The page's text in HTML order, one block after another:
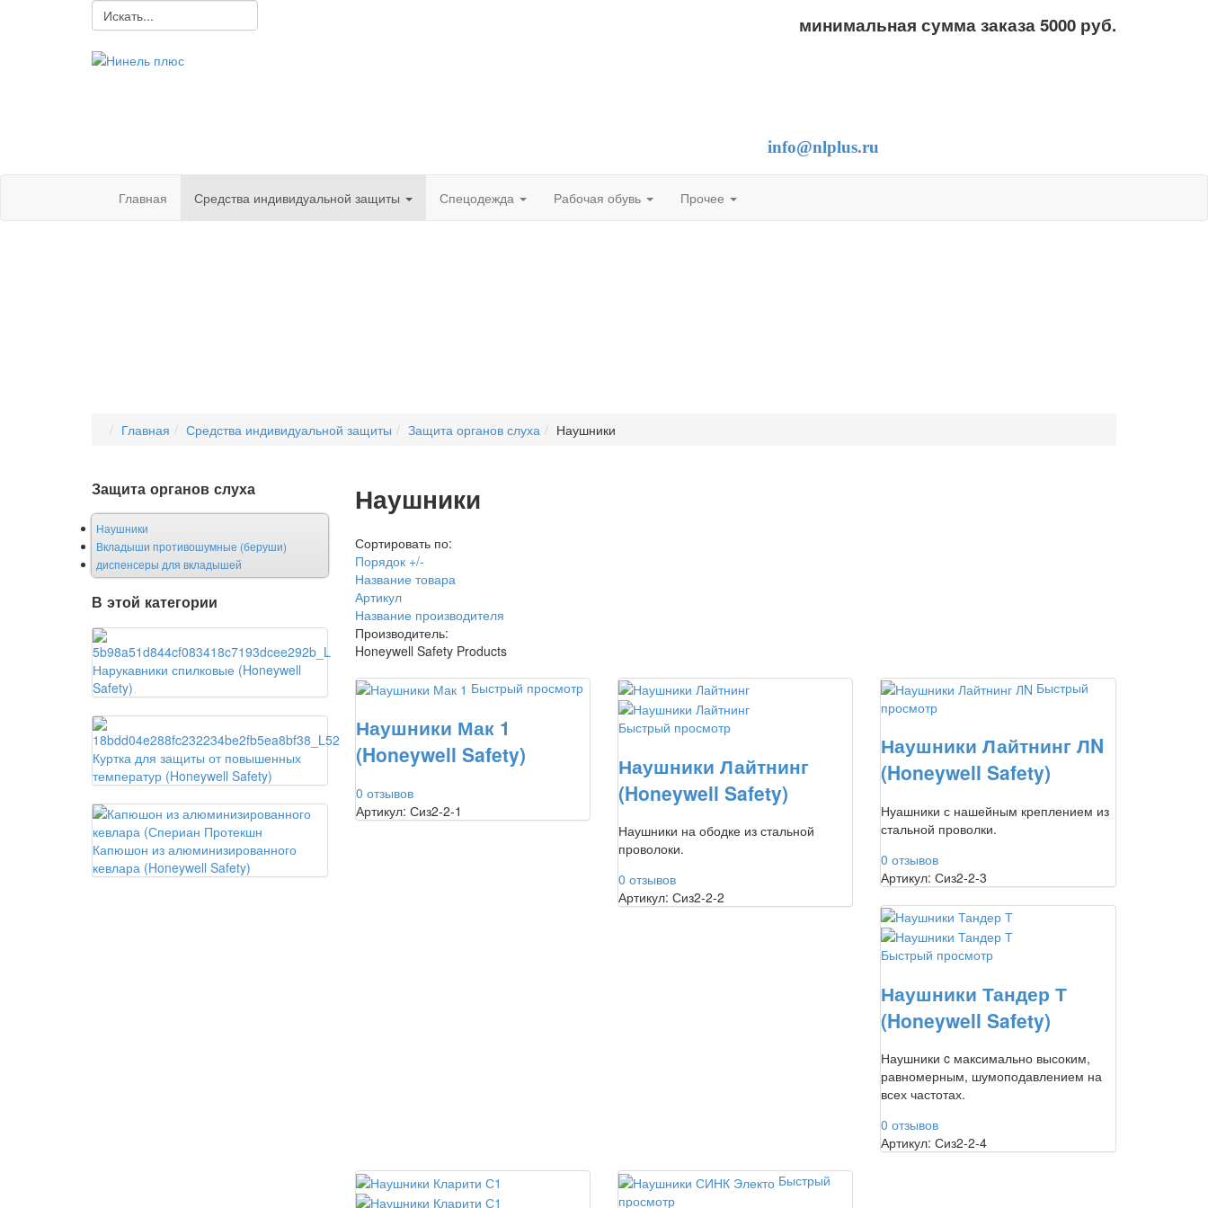
минимальная сумма заказа 5000 руб.
info@nlplus.ru
Главная Средства индивидуальной защиты Спецодежда Рабочая обувь Прочее
Главная Средства индивидуальной защиты Защита органов слуха Наушники
Наушники
Сортировать по:
Порядок +/-
Название товара
Артикул
Название производителя
Производитель:
Honeywell Safety Products
Быстрый просмотр
Наушники Мак 1
(Honeywell Safety)
0 отзывов
Артикул: Сиз2-2-1
Быстрый просмотр
Наушники Лайтнинг
(Honeywell Safety)
Наушники на ободке из стальной
проволоки.
0 отзывов
Артикул: Сиз2-2-2
Быстрый
просмотр
Наушники Лайтнинг ЛN
(Honeywell Safety)
Нуашники с нашейным креплением из
стальной проволки.
0 отзывов
Артикул: Сиз2-2-3
Быстрый просмотр
Наушники Тандер Т
(Honeywell Safety)
Наушники c максимально высоким,
равномерным, шумоподавлением на
всех частотах.
0 отзывов
Артикул: Сиз2-2-4
Быстрый
просмотр
Защита органов слуха
Наушники
Вкладыши противошумные (беруши)
диспенсеры для вкладышей
В этой категории
Нарукавники спилковые (Honeywell
Safety)
Куртка для защиты от повышенных
температур (Honeywell Safety)
Капюшон из алюминизированного
кевлара (Honeywell Safety)